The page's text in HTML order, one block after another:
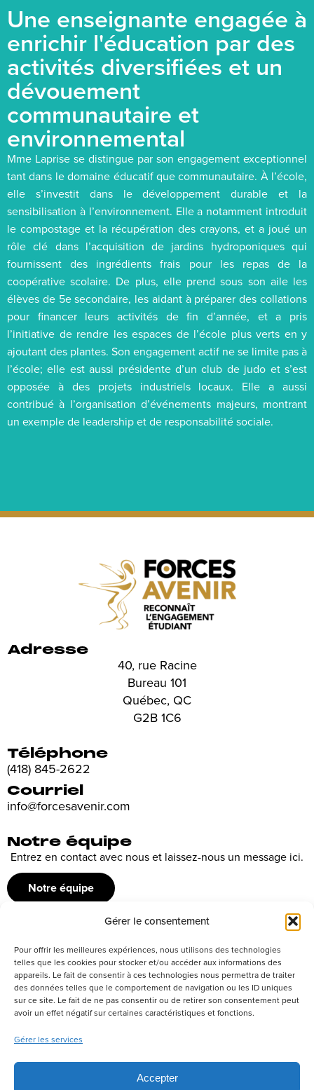
Gérer le consentement
Pour offrir les meilleures expériences, nous utilisons des technologies
telles que les cookies pour stocker et/ou accéder aux informations des
appareils. Le fait de consentir à ces technologies nous permettra de traiter
des données telles que le comportement de navigation ou les ID uniques
sur ce site. Le fait de ne pas consentir ou de retirer son consentement peut
avoir un effet négatif sur certaines caractéristiques et fonctions.
Gérer les services
Accepter
Une enseignante engagée à
enrichir l'éducation par des
activités diversifiées et un
dévouement
communautaire et
environnemental
Mme Laprise se distingue par son engagement exceptionnel
tant dans le domaine éducatif que communautaire. À l’école,
elle s’investit dans le développement durable et la
sensibilisation à l’environnement. Elle a notamment introduit
le compostage et la récupération des crayons, et a joué un
rôle clé dans l’acquisition de jardins hydroponiques qui
fournissent des ingrédients frais pour les repas de la
coopérative scolaire. De plus, elle prend sous son aile les
élèves de 5e secondaire, les aidant à préparer des collations
pour financer leurs activités de fin d’année, et a pris
l’initiative de rendre les espaces de l’école plus verts en y
ajoutant des plantes. Son engagement actif ne se limite pas à
l’école; elle est aussi présidente d’un club de judo et s’est
opposée à des projets industriels locaux. Elle a aussi
contribué à l’organisation d’événements majeurs, montrant
un exemple de leadership et de responsabilité sociale.
Adresse
40, rue Racine
Bureau 101
Québec, QC
G2B 1C6
Téléphone
(418) 845-2622
Courriel
info@forcesavenir.com
Notre équipe
Entrez en contact avec nous et laissez-nous un message ici.
Notre équipe
Recrutement
Découvrez nos offres d’emploi ou envoyez votre candidature
spontanée
Postuler